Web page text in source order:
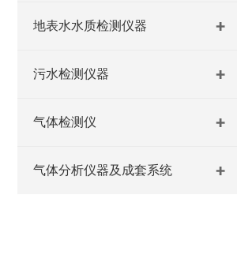
地表水水质检测仪器
污水检测仪器
气体检测仪
气体分析仪器及成套系统